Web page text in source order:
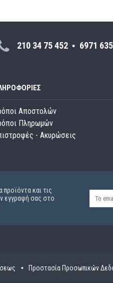
210 34 75 452 6971
Αποστολών
Πληρωμών
- Ακυρώσεις
και τις
εγγραφή σας στο
Προστασία Προσωπικών